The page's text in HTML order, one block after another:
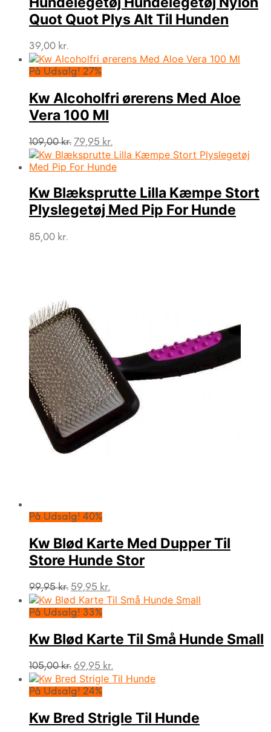
Quot Quot Plys Alt Til Hunden
39,00 kr.
På Udsalg! 27%
Kw Alcoholfri ørerens Med Aloe
Vera 100 Ml
109,00kr. Den
oprindelige
pris
109,00 kr..
79,95 kr.
aktuelle
pris
79,95 kr..
Kw Blæksprutte Lilla Kæmpe Stort
Plyslegetøj Med Pip For Hunde
85,00 kr.
På Udsalg! 40%
Kw Blød Karte Med Dupper Til
Store Hunde Stor
99,95kr. Den
oprindelige
pris
99,95 kr..
59,95 kr.
aktuelle
59,95 kr..
På Udsalg! 33%
Kw Blød Karte Til Små Hunde Small
105,00kr. Den
oprindelige
pris
105,00 kr..
69,95 kr.
aktuelle
69,95 kr..
På Udsalg! 24%
Kw Bred Strigle Til Hunde